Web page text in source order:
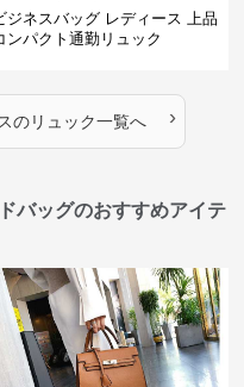
ジネスバッグ レディース 上品
ンパクト通勤リュック
のリュック一覧へ ›
バッグのおすすめアイテ